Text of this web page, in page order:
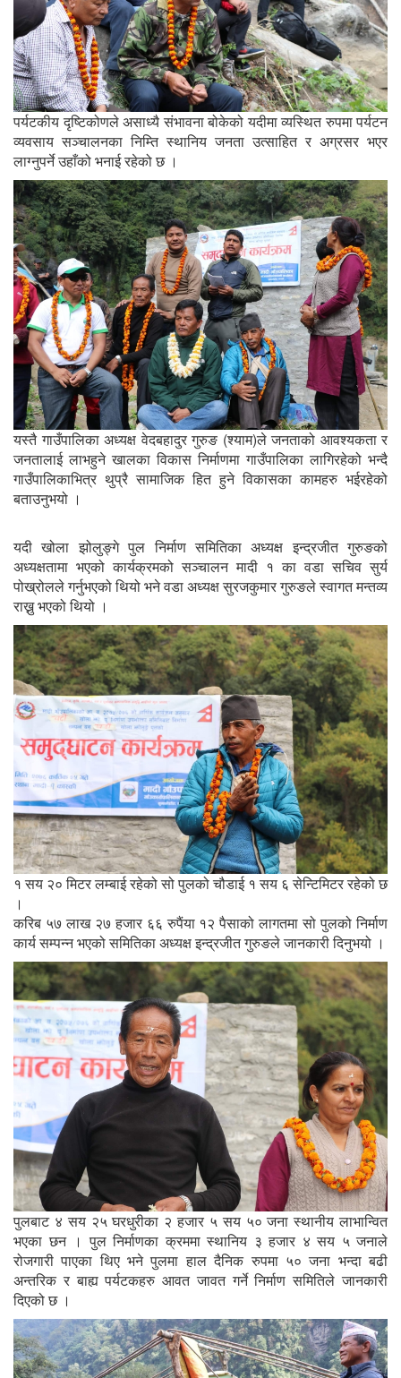
पर्यटकीय दृष्टिकोणले असाध्यै संभावना बोकेको यदीमा व्यस्थित रुपमा पर्यटन
व्यवसाय सञ्चालनका निम्ति स्थानिय जनता उत्साहित र अग्रसर भएर
लाग्नुपर्ने उहाँको भनाई रहेको छ ।
यस्तै गाउँपालिका अध्यक्ष वेदबहादुर गुरुङ (श्याम)ले जनताको आवश्यकता र
जनतालाई लाभहुने खालका विकास निर्माणमा गाउँपालिका लागिरहेको भन्दै
गाउँपालिकाभित्र थुप्रै सामाजिक हित हुने विकासका कामहरु भईरहेको
बताउनुभयो ।
यदी खोला झोलुङ्गे पुल निर्माण समितिका अध्यक्ष इन्द्रजीत गुरुङको
अध्यक्षतामा भएको कार्यक्रमको सञ्चालन मादी १ का वडा सचिव सुर्य
पोख्रोलले गर्नुभएको थियो भने वडा अध्यक्ष सुरजकुमार गुरुङले स्वागत मन्तव्य
राख्नु भएको थियो ।
१ सय २० मिटर लम्बाई रहेको सो पुलको चौडाई १ सय ६ सेन्टिमिटर रहेको छ
।
करिब ५७ लाख २७ हजार ६६ रुपैंया १२ पैसाको लागतमा सो पुलको निर्माण
कार्य सम्पन्न भएको समितिका अध्यक्ष इन्द्रजीत गुरुङले जानकारी दिनुभयो ।
पुलबाट ४ सय २५ घरधुरीका २ हजार ५ सय ५० जना स्थानीय लाभान्वित
भएका छन । पुल निर्माणका क्रममा स्थानिय ३ हजार ४ सय ५ जनाले
रोजगारी पाएका थिए भने पुलमा हाल दैनिक रुपमा ५० जना भन्दा बढी
अन्तरिक र बाह्य पर्यटकहरु आवत जावत गर्ने निर्माण समितिले जानकारी
दिएको छ ।